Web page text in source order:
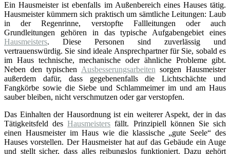
Ein Hausmeister ist ebenfalls im Außenbereich eines Hauses tätig.
Hausmeister kümmern sich praktisch um sämtliche Leitungen: Laub
in der Regenrinne, verstopfte Fallleitungen oder auch
Grundleitungen gehören in das typische Aufgabengebiet eines
Hausmeisters. Diese Personen sind zuverlässig und
vertrauenswürdig. Sie sind ideale Ansprechpartner für Sie, sobald es
im Haus technische, mechanische oder ähnliche Probleme gibt.
Neben den typischen Ausbesserungsarbeiten sorgen Hausmeister
außerdem dafür, dass gegebenenfalls die Lichtschächte und
Fangkörbe sowie die Siebe und Schlammeimer im und am Haus
sauber bleiben, nicht verschmutzen oder gar verstopfen.
Das Einhalten der Hausordnung ist ein weiterer Aspekt, der in das
Tätigkeitsfeld desHausmeisters fällt. Prinzipiell können Sie sich
einen Hausmeister im Haus wie die klassische „gute Seele“ des
Hauses vorstellen. Der Hausmeister hat auf das Gebäude ein Auge
und stellt sicher, dass alles reibungslos funktioniert. Dazu gehört